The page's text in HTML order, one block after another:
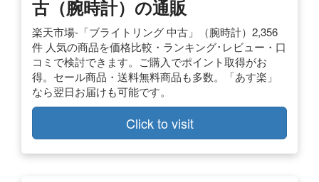
古（腕時計）の通販
楽天市場-「ブライトリング 中古」（腕時計）2,356
件 人気の商品を価格比較・ランキング･レビュー・口
コミで検討できます。ご購入でポイント取得がお
得。セール商品・送料無料商品も多数。「あす楽」
なら翌日お届けも可能です。
Click to visit